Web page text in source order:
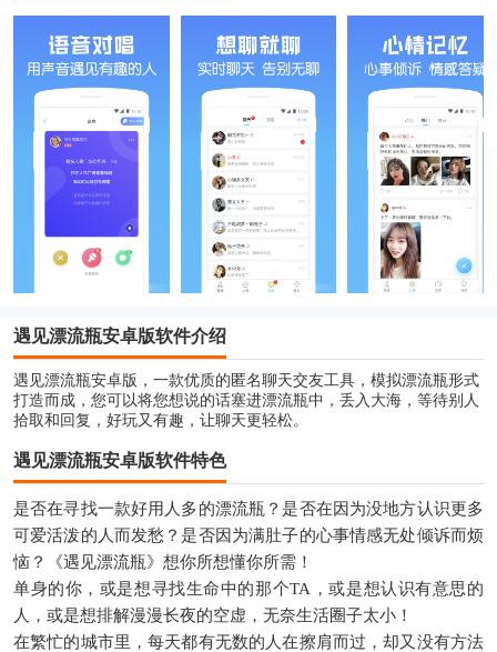
遇见漂流瓶安卓版软件介绍
遇见漂流瓶安卓版，一款优质的匿名聊天交友工具，模拟漂流瓶形式
打造而成，您可以将您想说的话塞进漂流瓶中，丢入大海，等待别人
拾取和回复，好玩又有趣，让聊天更轻松。
遇见漂流瓶安卓版软件特色
是否在寻找一款好用人多的漂流瓶？是否在因为没地方认识更多
可爱活泼的人而发愁？是否因为满肚子的心事情感无处倾诉而烦
恼？《遇见漂流瓶》想你所想懂你所需！
单身的你，或是想寻找生命中的那个TA，或是想认识有意思的
人，或是想排解漫漫长夜的空虚，无奈生活圈子太小！
在繁忙的城市里，每天都有无数的人在擦肩而过，却又没有方法